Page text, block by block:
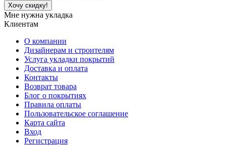
Хочу скидку!
Мне нужна укладка
Клиентам
О компании
Дизайнерам и строителям
Услуга укладки покрытий
Доставка и оплата
Контакты
Возврат товара
Блог о покрытиях
Правила оплаты
Пользовательское соглашение
Карта сайта
Вход
Регистрация